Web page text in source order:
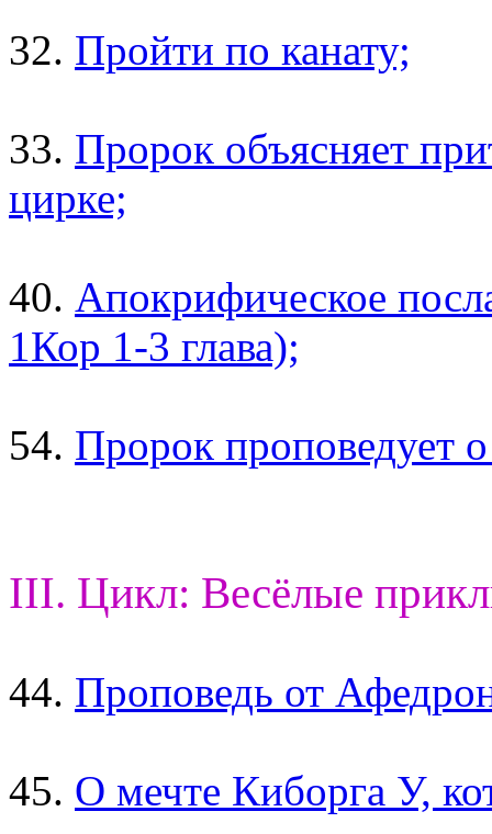
32. Пройти по канату;
33. Пророк объясняет
цирке;
40. Апокрифическое
1Кор 1-3 глава);
54. Пророк проповедует
III. Цикл: Весёлые
44. Проповедь от
45. О мечте Киборга У,